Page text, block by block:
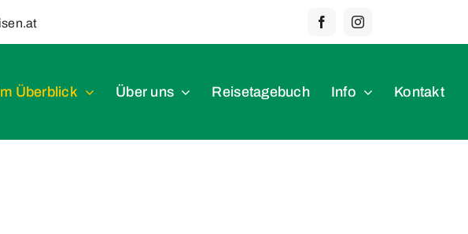
Überblick Über uns Reisetagebuch Info Kontakt